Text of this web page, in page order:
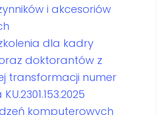
i akcesoriów
dla kadry
doktorantów z
transformacji numer
komputerowych